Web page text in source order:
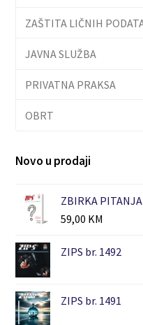
ZAŠTITA LIČNIH
JAVNA SLUŽBA
PRIVATNA PRAKSA
OBRT
Novo u prodaji
ZBIRKA
59,00 KM
ZIPS br. 1492
ZIPS br. 1491